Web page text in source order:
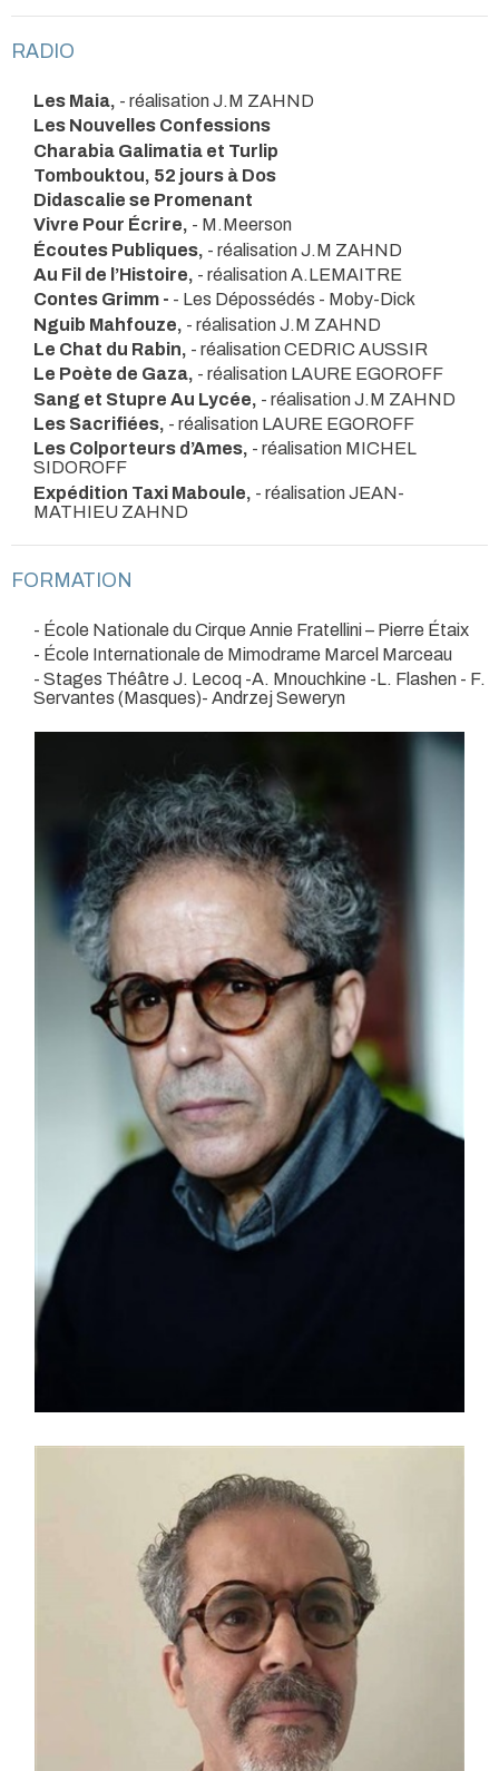
RADIO
Les Maia, - réalisation J.M ZAHND
Les Nouvelles Confessions
Charabia Galimatia et Turlip
Tombouktou, 52 jours à Dos
Didascalie se Promenant
Vivre Pour Écrire, - M.Meerson
Écoutes Publiques, - réalisation J.M ZAHND
Au Fil de l’Histoire, - réalisation A.LEMAITRE
Contes Grimm - - Les Dépossédés - Moby-Dick
Nguib Mahfouze, - réalisation J.M ZAHND
Le Chat du Rabin, - réalisation CEDRIC AUSSIR
Le Poète de Gaza, - réalisation LAURE EGOROFF
Sang et Stupre Au Lycée, - réalisation J.M ZAHND
Les Sacrifiées, - réalisation LAURE EGOROFF
Les Colporteurs d’Ames, - réalisation MICHEL
SIDOROFF
Expédition Taxi Maboule, - réalisation JEAN-
MATHIEU ZAHND
FORMATION
- École Nationale du Cirque Annie Fratellini – Pierre Étaix
- École Internationale de Mimodrame Marcel Marceau
- Stages Théâtre J. Lecoq -A. Mnouchkine -L. Flashen - F.
Servantes (Masques)- Andrzej Seweryn